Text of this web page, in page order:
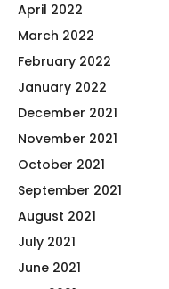
April 2022
March 2022
February 2022
January 2022
December 2021
November 2021
October 2021
September 2021
August 2021
July 2021
June 2021